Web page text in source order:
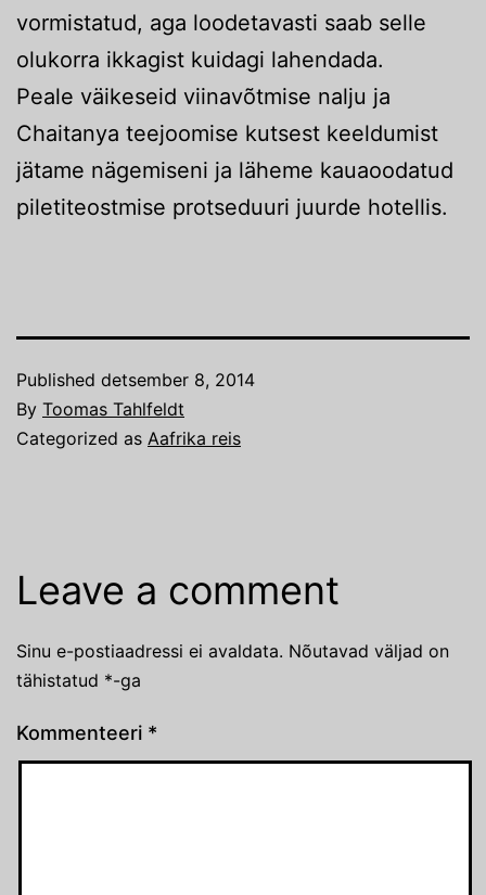
vormistatud, aga loodetavasti saab selle
olukorra ikkagist kuidagi lahendada.
Peale väikeseid viinavõtmise nalju ja
Chaitanya teejoomise kutsest keeldumist
jätame nägemiseni ja läheme kauaoodatud
piletiteostmise protseduuri juurde hotellis.
Published detsember 8, 2014
By Toomas Tahlfeldt
Categorized as Aafrika reis
Leave a comment
Sinu e-postiaadressi ei avaldata. Nõutavad väljad on
tähistatud *-ga
Kommenteeri *